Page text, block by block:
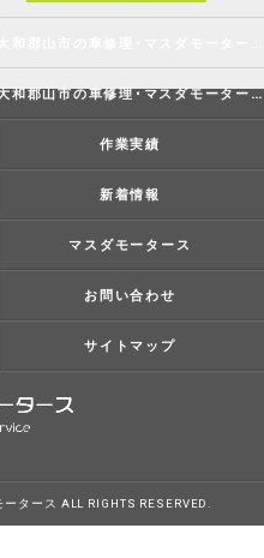
大和郡山市の車修理･マスダモータースのお客様の声
作業実績
新着情報
マスダモータース
お問い合わせ
サイトマップ
タース ALL RIGHTS RESERVED.